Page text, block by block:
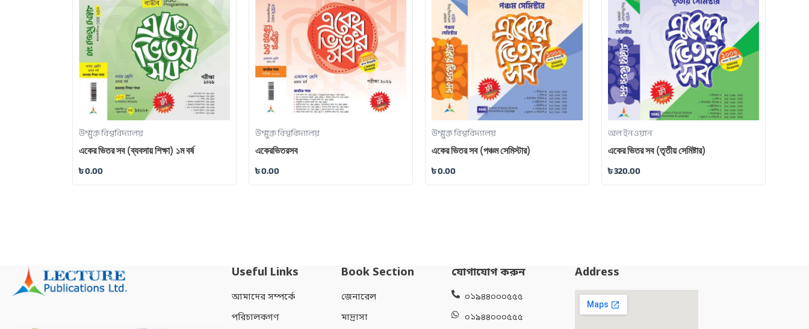
উম্মুক্ত বিশ্ববিদ্যালয়
একের ভিতর সব (ব্যবসায় শিক্ষা) ১ম বর্ষ
৳0.00
উম্মুক্ত বিশ্ববিদ্যালয়
একেরভিতরসব
৳0.00
উম্মুক্ত বিশ্ববিদ্যালয়
একের ভিতর সব (পঞ্চম সেমিস্টার)
৳0.00
অল ইন ওয়ান
একের ভিতর সব (তৃতীয় সেমিষ্টার)
৳320.00
Useful Links
আমাদের সম্পর্কে
পরিচালকগণ
Book Section
জেনারেল
মাদ্রাসা
যোগাযোগ করুন
০১৯৪৪০০০৫৫৫
০১৯৪৪০০০৫৫৫
Address